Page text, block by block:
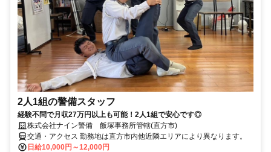
2人1組の警備スタッフ
経験不問で月収27万円以上も可能！2人1組で安心です◎
株式会社ナイン警備 飯塚事務所管轄(直方市)
交通・アクセス 勤務地は直方市内他近隣エリアにより異なります。
日給10,000円～12,000円